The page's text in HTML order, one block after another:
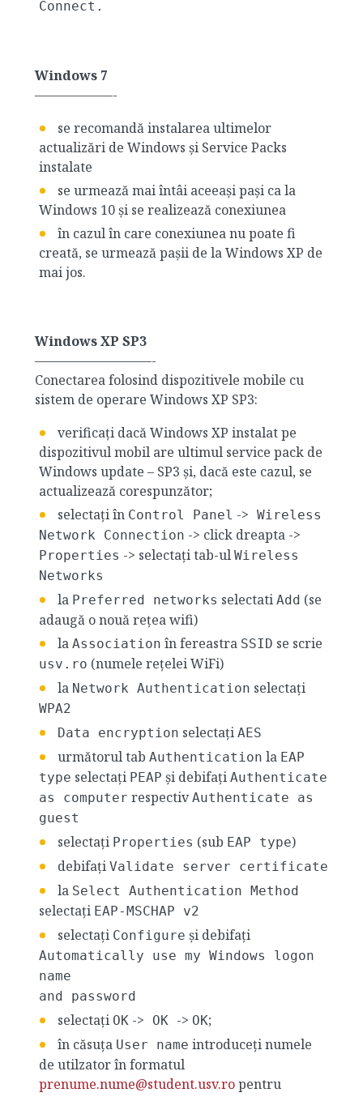
Connect.
Windows 7
——————-
se recomandă instalarea ultimelor
actualizări de Windows și Service Packs
instalate
se urmează mai întâi aceeași pași ca la
Windows 10 și se realizează conexiunea
în cazul în care conexiunea nu poate fi
creată, se urmează pașii de la Windows XP de
mai jos.
Windows XP SP3
—————————-
Conectarea folosind dispozitivele mobile cu
sistem de operare Windows XP SP3:
verificați dacă Windows XP instalat pe
dispozitivul mobil are ultimul service pack de
Windows update – SP3 și, dacă este cazul, se
actualizează corespunzător;
selectați în Control Panel -> Wireless
Network Connection -> click dreapta ->
Properties -> selectați tab-ul Wireless
Networks
la Preferred networks selectati Add (se
adaugă o nouă rețea wifi)
la Association în fereastra SSID se scrie
usv.ro (numele rețelei WiFi)
la Network Authentication selectați
WPA2
Data encryption selectați AES
următorul tab Authentication la EAP
type selectați PEAP și debifați Authenticate
as computer respectivAuthenticate as
guest
selectați Properties (sub EAP type)
debifați Validate server certificate
la Select Authentication Method
selectați EAP-MSCHAP v2
selectați Configure și debifați
Automatically use my Windows logon
name
and password
selectați OK-> OK -> OK;
în căsuța User name introduceți numele
de utilzator în formatul
prenume.nume@student.usv.ropentru